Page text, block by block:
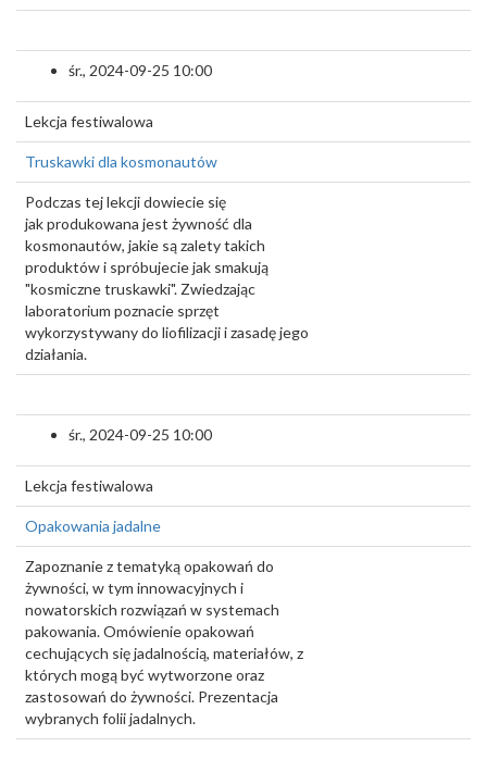
śr., 2024-09-25 10:00
Lekcja festiwalowa
Truskawki dla kosmonautów
Podczas tej lekcji dowiecie się
jak produkowana jest żywność dla
kosmonautów, jakie są zalety takich
produktów i spróbujecie jak smakują
"kosmiczne truskawki". Zwiedzając
laboratorium poznacie sprzęt
wykorzystywany do liofilizacji i zasadę jego
działania.
śr., 2024-09-25 10:00
Lekcja festiwalowa
Opakowania jadalne
Zapoznanie z tematyką opakowań do
żywności, w tym innowacyjnych i
nowatorskich rozwiązań w systemach
pakowania. Omówienie opakowań
cechujących się jadalnością, materiałów, z
których mogą być wytworzone oraz
zastosowań do żywności. Prezentacja
wybranych folii jadalnych.